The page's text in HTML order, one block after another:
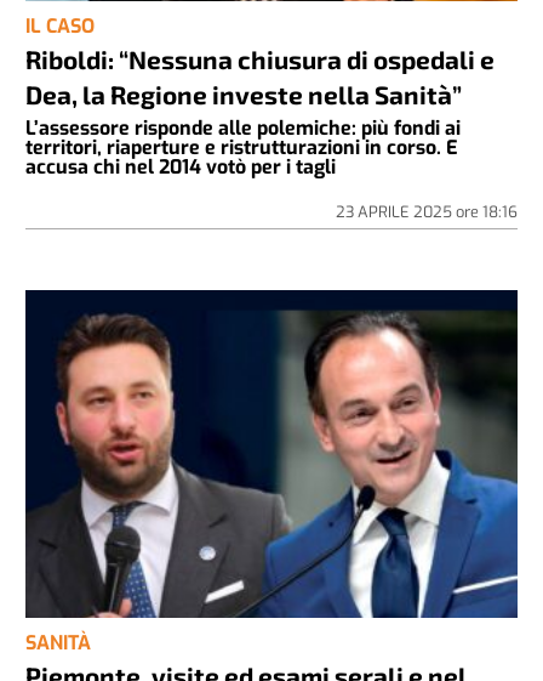
IL CASO
Riboldi: “Nessuna chiusura di ospedali e
Dea, la Regione investe nella Sanità”
L’assessore risponde alle polemiche: più fondi ai
territori, riaperture e ristrutturazioni in corso. E
accusa chi nel 2014 votò per i tagli
23 APRILE 2025ore 18:16
SANITÀ